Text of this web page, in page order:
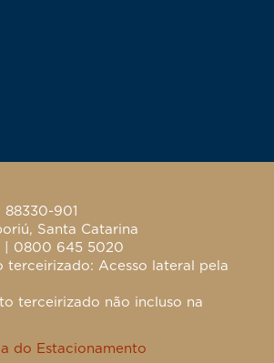
88330-901
Santa Catarina
| 0800 645 5020
terceirizado: Acesso lateral pela
terceirizado não incluso na
do Estacionamento